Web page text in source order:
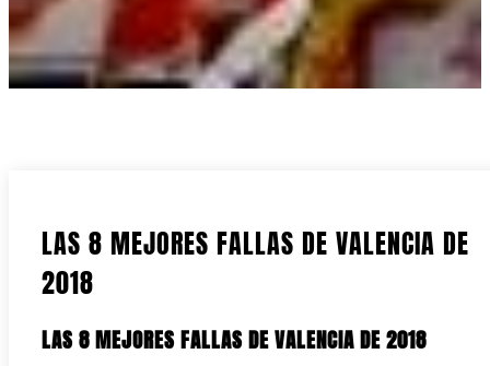
LAS 8 MEJORES FALLAS DE VALENCIA DE
2018
LAS 8 MEJORES FALLAS DE VALENCIA DE 2018